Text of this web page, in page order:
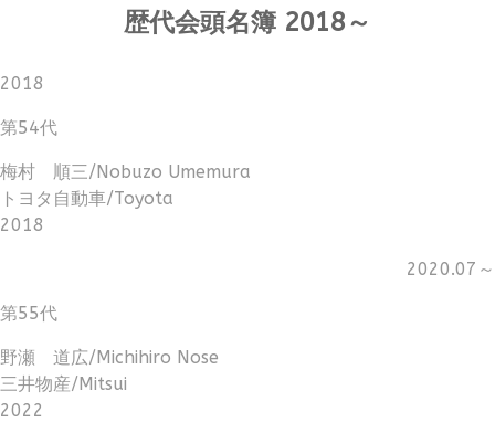
歴代会頭名簿 2018～
2018
第54代
梅村 順三/Nobuzo Umemura
トヨタ自動車/Toyota
2018
2020.07～
第55代
野瀬 道広/Michihiro Nose
三井物産/Mitsui
2022